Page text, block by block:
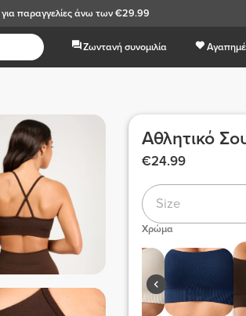
για παραγγελίες άνω των €29.99
Ζωντανή συνομιλία
Αθλητικό
€24.99
Size
Χρώμα